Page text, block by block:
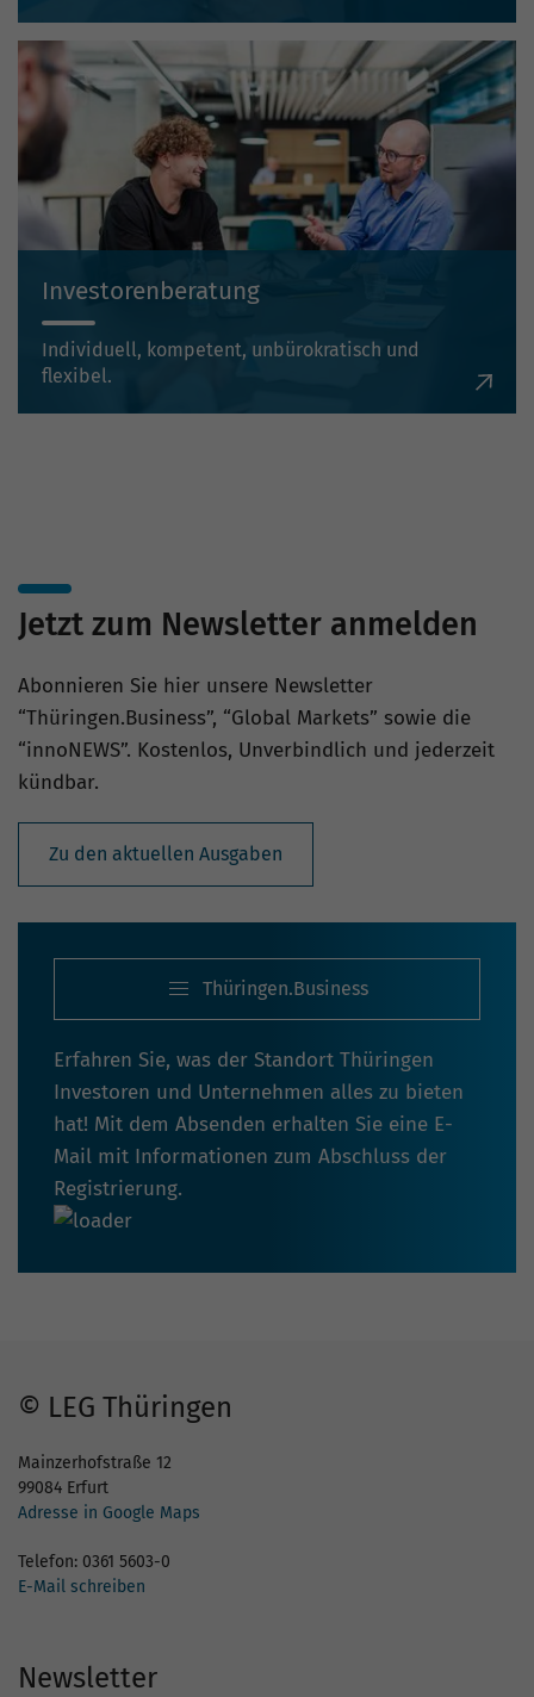
Investorenberatung
Individuell, kompetent, unbürokratisch und
flexibel.
Jetzt zum Newsletter anmelden
Abonnieren Sie hier unsere Newsletter
“Thüringen.Business”, “Global Markets” sowie die
“innoNEWS”. Kostenlos, Unverbindlich und jederzeit
kündbar.
Zu den aktuellen Ausgaben
Thüringen.Business
Erfahren Sie, was der Standort Thüringen
Investoren und Unternehmen alles zu bieten
hat! Mit dem Absenden erhalten Sie eine E-
Mail mit Informationen zum Abschluss der
Registrierung.
© LEG Thüringen
Mainzerhofstraße 12
99084 Erfurt
Adresse in Google Maps
Telefon: 0361 5603-0
E-Mail schreiben
Newsletter